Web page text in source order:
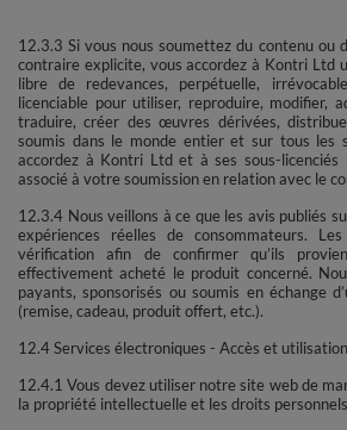
12.3.3 Si vous nous soumettez du contenu ou
contraire explicite, vous accordez à Kontri Ltd
libre de redevances, perpétuelle,
licenciable pour utiliser, reproduire, modifier,
traduire, créer des œuvres dérivées,
soumis dans le monde entier et sur tous les
accordez à Kontri Ltd et à ses sous-
associé à votre soumission en relation avec le
12.3.4 Nous veillons à ce que les avis publiés
expériences réelles de consommateurs.
vérification afin de confirmer qu’ils
effectivement acheté le produit concerné.
payants, sponsorisés ou soumis en échange
(remise, cadeau, produit offert, etc.).
12.4 Services électroniques - Accès et utilisation
12.4.1 Vous devez utiliser notre site web de
la propriété intellectuelle et les droits